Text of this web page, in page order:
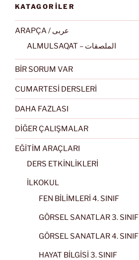
KATAGORİLER
ARAPÇA / عربى
ALMULSAQAT – الملصقات
BİR SORUM VAR
CUMARTESİ DERSLERİ
DAHA FAZLASI
DİĞER ÇALIŞMALAR
EĞİTİM ARAÇLARI
DERS ETKİNLİKLERİ
İLKOKUL
FEN BİLİMLERİ 4. SINIF
GÖRSEL SANATLAR 3. SINIF
GÖRSEL SANATLAR 4. SINIF
HAYAT BİLGİSİ 3. SINIF